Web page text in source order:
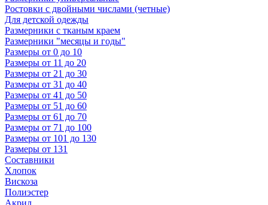
Ростовки с двойными числами (четные)
Для детской одежды
Размерники с тканым краем
Размерники "месяцы и годы"
Размеры от 0 до 10
Размеры от 11 до 20
Размеры от 21 до 30
Размеры от 31 до 40
Размеры от 41 до 50
Размеры от 51 до 60
Размеры от 61 до 70
Размеры от 71 до 100
Размеры от 101 до 130
Размеры от 131
Составники
Хлопок
Вискоза
Полиэстер
Акрил